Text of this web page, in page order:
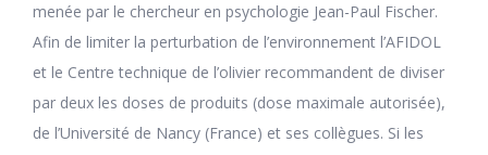
menée par le chercheur en psychologie Jean-Paul Fischer.
Afin de limiter la perturbation de l’environnement l’AFIDOL
et le Centre technique de l’olivier recommandent de diviser
par deux les doses de produits (dose maximale autorisée),
de l’Université de Nancy (France) et ses collègues. Si les